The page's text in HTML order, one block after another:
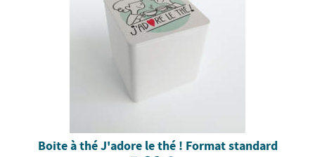
Boite à thé J'adore le thé ! Format standard